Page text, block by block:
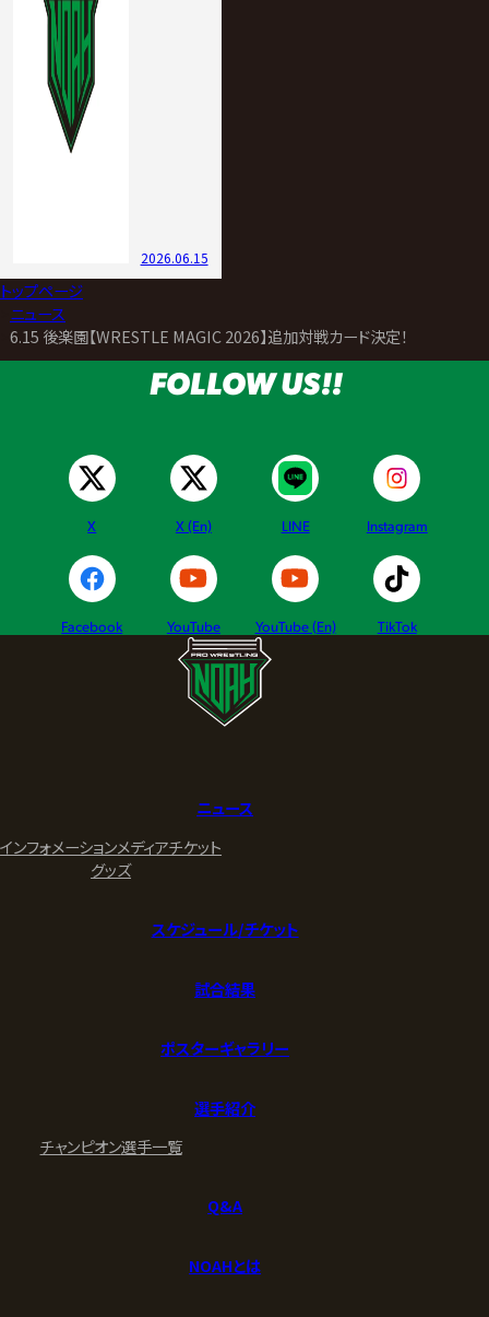
2026.06.15
トップページ
ニュース
6.15 後楽園【WRESTLE MAGIC 2026】追加対戦カード決定！
FOLLOW US!!
X X (En) LINE Instagram
Facebook YouTube YouTube (En) TikTok
ニュース
インフォメーションメディアチケット
グッズ
スケジュール/チケット
試合結果
ポスターギャラリー
選手紹介
チャンピオン選手一覧
Q&A
NOAHとは